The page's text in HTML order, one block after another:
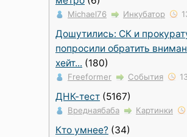
Michael76 Инкубатор
Дошутились: СК и
попросили обратить
хейт... (180)
Freeformer События
ДНК-тест (5167)
Вреднаябаба Картинки
Кто умнее? (34)